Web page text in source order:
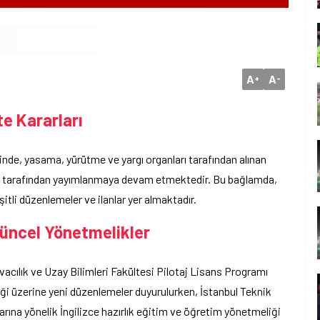
A+ A-
Kararları
yasama, yürütme ve yargı organları tarafından alınan
yayımlanmaya devam etmektedir. Bu bağlamda,
düzenlemeler ve ilanlar yer almaktadır.
Yönetmelikler
ve Uzay Bilimleri Fakültesi Pilotaj Lisans Programı
üzerine yeni düzenlemeler duyurulurken, İstanbul Teknik
yönelik İngilizce hazırlık eğitim ve öğretim yönetmeliği